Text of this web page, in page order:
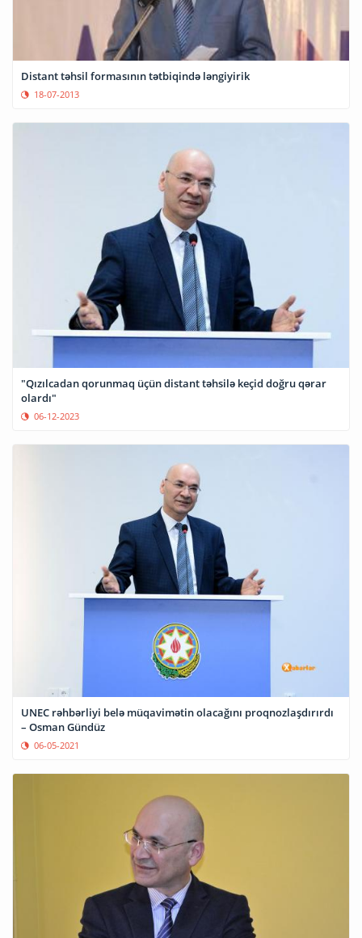
Distant təhsil formasının tətbiqində ləngiyirik
18-07-2013
"Qızılcadan qorunmaq üçün distant təhsilə keçid doğru qərar
olardı"
06-12-2023
UNEC rəhbərliyi belə müqavimətin olacağını proqnozlaşdırırdı
– Osman Gündüz
06-05-2021